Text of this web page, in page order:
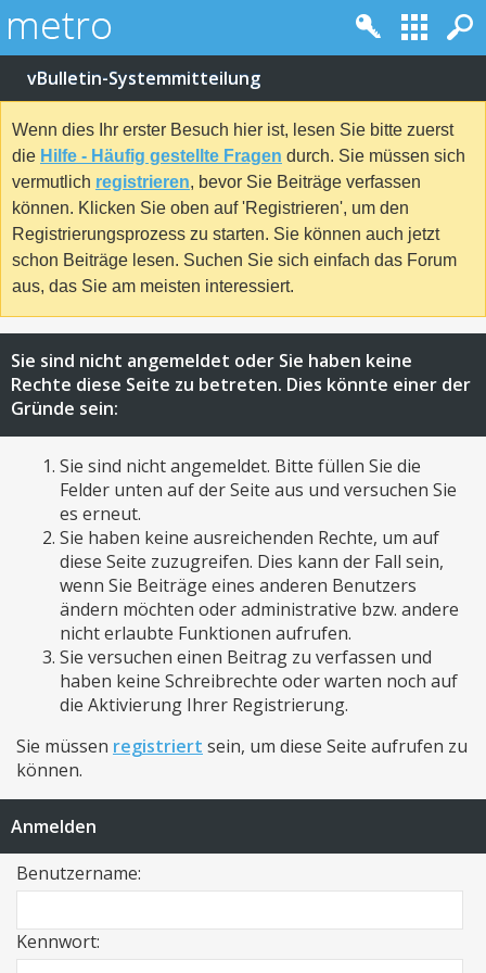
vBulletin-Systemmitteilung
Wenn dies Ihr erster Besuch hier ist, lesen Sie bitte zuerst
die Hilfe - Häufig gestellte Fragen durch. Sie müssen sich
vermutlich registrieren, bevor Sie Beiträge verfassen
können. Klicken Sie oben auf 'Registrieren', um den
Registrierungsprozess zu starten. Sie können auch jetzt
schon Beiträge lesen. Suchen Sie sich einfach das Forum
aus, das Sie am meisten interessiert.
Sie sind nicht angemeldet oder Sie haben keine
Rechte diese Seite zu betreten. Dies könnte einer der
Gründe sein:
Sie sind nicht angemeldet. Bitte füllen Sie die
Felder unten auf der Seite aus und versuchen Sie
es erneut.
Sie haben keine ausreichenden Rechte, um auf
diese Seite zuzugreifen. Dies kann der Fall sein,
wenn Sie Beiträge eines anderen Benutzers
ändern möchten oder administrative bzw. andere
nicht erlaubte Funktionen aufrufen.
Sie versuchen einen Beitrag zu verfassen und
haben keine Schreibrechte oder warten noch auf
die Aktivierung Ihrer Registrierung.
Sie müssen registriert sein, um diese Seite aufrufen zu
können.
Anmelden
Benutzername:
Kennwort: